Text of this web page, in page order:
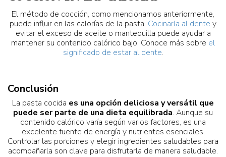
El método de cocción, como mencionamos anteriormente,
puede influir en las calorías de la pasta. Cocinarla al dente y
evitar el exceso de aceite o mantequilla puede ayudar a
mantener su contenido calórico bajo. Conoce más sobre el
significado de estar al dente.
Conclusión
La pasta cocida es una opción deliciosa y versátil que
puede ser parte de una dieta equilibrada. Aunque su
contenido calórico varía según varios factores, es una
excelente fuente de energía y nutrientes esenciales.
Controlar las porciones y elegir ingredientes saludables para
acompañarla son clave para disfrutarla de manera saludable.